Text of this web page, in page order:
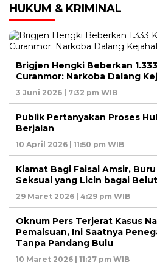
HUKUM & KRIMINAL
Brigjen Hengki Beberkan
Curanmor: Narkoba Dalang
3 Juni 2026 | 7:32 pm WIB
Publik Pertanyakan Proses
Berjalan
10 April 2026 | 11:50 pm WIB
Kiamat Bagi Faisal Amsir,
Seksual yang Licin bagai Belut
29 Maret 2026 | 4:29 pm WIB
Oknum Pers Terjerat Kasus
Pemalsuan, Ini Saatnya
Tanpa Pandang Bulu
10 Maret 2026 | 11:27 pm WIB